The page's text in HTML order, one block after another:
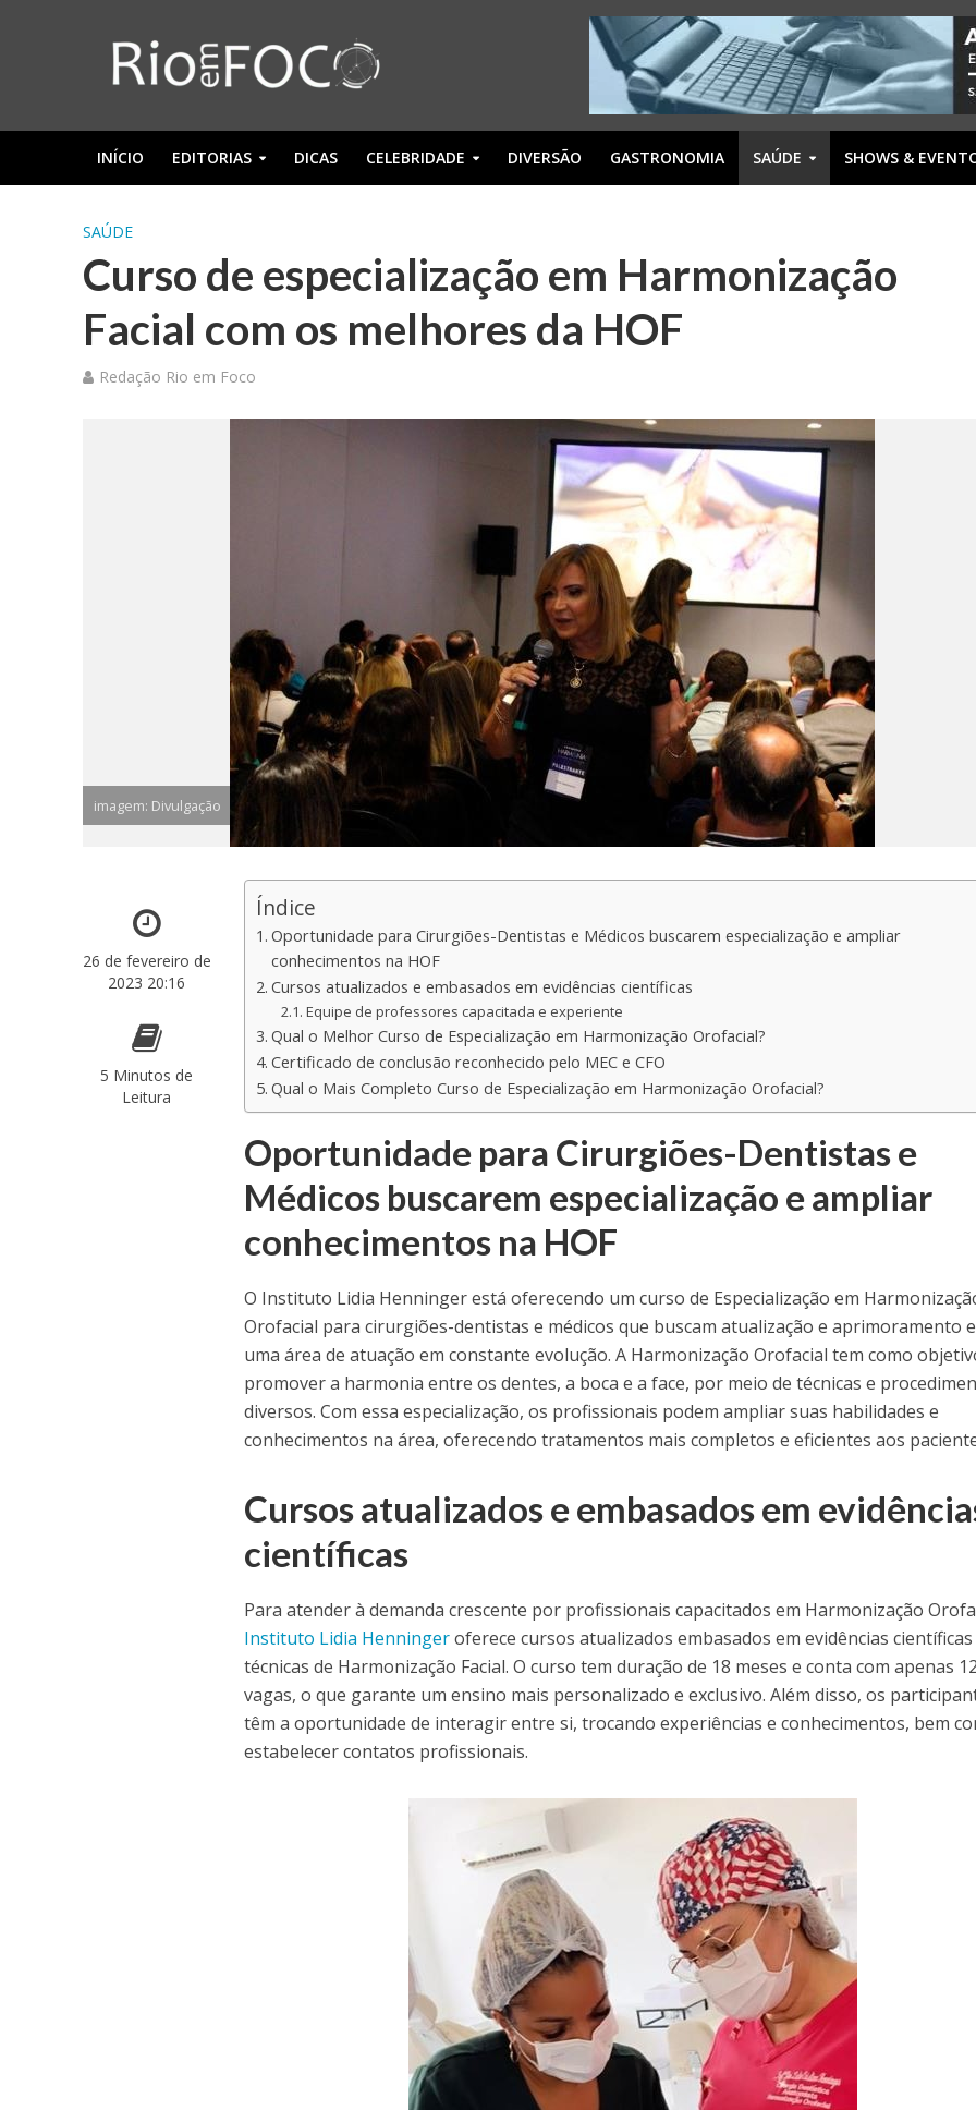
INÍCIO EDITORIAS DICAS CELEBRIDADE DIVERSÃO GASTRONOMIA SAÚDE SHOWS &
SAÚDE
Curso de especialização em Harmonização
Facial com os melhores da HOF
Redação Rio em Foco
imagem: Divulgação
26 de fevereiro de
2023 20:16
5 Minutos de
Leitura
Índice
Oportunidade para Cirurgiões-Dentistas e Médicos buscarem especialização e ampliar
conhecimentos na HOF
Cursos atualizados e embasados em evidências científicas
Equipe de professores capacitada e experiente
Qual o Melhor Curso de Especialização em Harmonização Orofacial?
Certificado de conclusão reconhecido pelo MEC e CFO
Qual o Mais Completo Curso de Especialização em Harmonização Orofacial?
Oportunidade para Cirurgiões-Dentistas e
Médicos buscarem especialização e ampliar
conhecimentos na HOF
O Instituto Lidia Henninger está oferecendo um curso de Especialização em
Orofacial para cirurgiões-dentistas e médicos que buscam atualização e aprimoramento
uma área de atuação em constante evolução. A Harmonização Orofacial tem como
promover a harmonia entre os dentes, a boca e a face, por meio de técnicas e
diversos. Com essa especialização, os profissionais podem ampliar suas habilidades e
conhecimentos na área, oferecendo tratamentos mais completos e eficientes aos
Cursos atualizados e embasados em
científicas
Para atender à demanda crescente por profissionais capacitados em Harmonização
Instituto Lidia Henningeroferece cursos atualizados embasados em evidências científicas
técnicas de Harmonização Facial. O curso tem duração de 18 meses e conta com apenas 12
vagas, o que garante um ensino mais personalizado e exclusivo. Além disso, os
têm a oportunidade de interagir entre si, trocando experiências e conhecimentos, bem
estabelecer contatos profissionais.